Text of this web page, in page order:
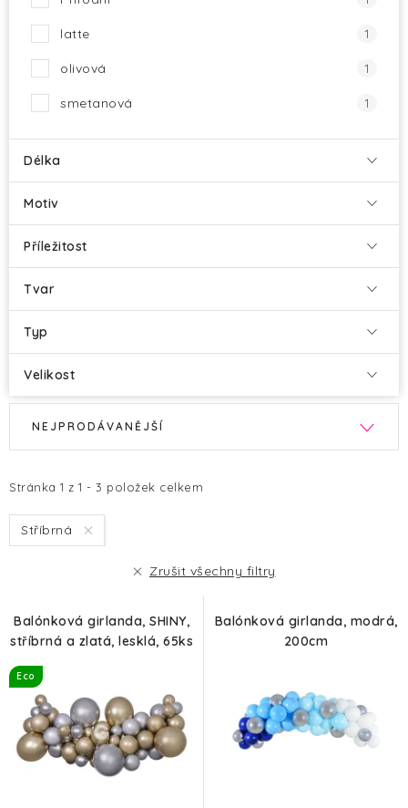
latte 1
olivová 1
smetanová 1
Délka
Motiv
Příležitost
Tvar
Typ
Velikost
i
s
p
d
u
k
t
Stránka 1 z 1 - 3 položek celkem
e
n
í
o
d
u
k
ů
NEJPRODÁVANĚJŠÍ
Stříbrná
Zrušit všechny filtry
Balónková girlanda, SHINY,
stříbrná a zlatá, lesklá, 65ks
Eco
Balónková girlanda, modrá,
200cm